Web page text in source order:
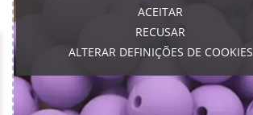
ACEITAR
RECUSAR
ALTERAR DEFINIÇÕES DE COOKIES